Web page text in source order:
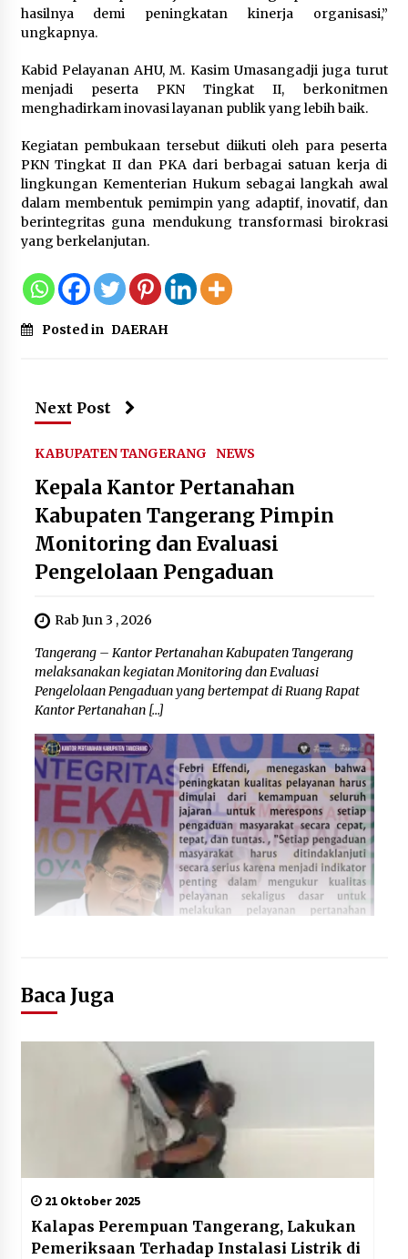
hasilnya demi peningkatan kinerja organisasi,”
ungkapnya.
Kabid Pelayanan AHU, M. Kasim Umasangadji juga turut
menjadi peserta PKN Tingkat II, berkonitmen
menghadirkam inovasi layanan publik yang lebih baik.
Kegiatan pembukaan tersebut diikuti oleh para peserta
PKN Tingkat II dan PKA dari berbagai satuan kerja di
lingkungan Kementerian Hukum sebagai langkah awal
dalam membentuk pemimpin yang adaptif, inovatif, dan
berintegritas guna mendukung transformasi birokrasi
yang berkelanjutan.
Posted in DAERAH
Next Post
KABUPATEN TANGERANG NEWS
Kepala Kantor Pertanahan
Kabupaten Tangerang Pimpin
Monitoring dan Evaluasi
Pengelolaan Pengaduan
Rab Jun 3 , 2026
Tangerang – Kantor Pertanahan Kabupaten Tangerang
melaksanakan kegiatan Monitoring dan Evaluasi
Pengelolaan Pengaduan yang bertempat di Ruang Rapat
Kantor Pertanahan […]
Baca Juga
21 Oktober 2025
Kalapas Perempuan Tangerang, Lakukan
Pemeriksaan Terhadap Instalasi Listrik di